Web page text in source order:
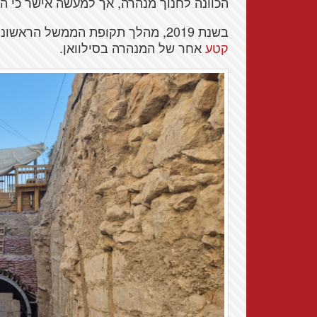
בשנת 2019, מהלך תקופת הממשל הראשונה של טראמפ, הגיע השגריר דיויד פרידמן
קטעאחר של המנהרה בסילוואן.